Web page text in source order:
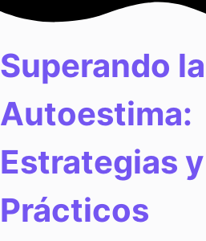
Saltar
contenido
Superando
Autoestima:
Estrategias
Prácticos